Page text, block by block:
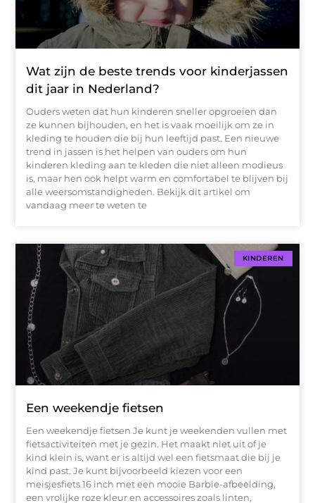
Wat zijn de beste trends voor kinderjassen
dit jaar in Nederland?
Ouders weten dat hun kinderen sneller opgroeien dan
ze kunnen bijhouden, en het is vaak moeilijk om ze in
kleding te houden die bij hun leeftijd past. Een nieuwe
trend in jassen is het helpen van ouders om hun
kinderen kleding aan te kleden die niet alleen modieus
is, maar hen ook helpt warm en comfortabel te blijven bij
alle weersomstandigheden. Bekijk dit artikel om
vandaag meer te weten te
KINDEREN
Een weekendje fietsen
Een weekendje fietsen Je kunt je weekenden vullen met
fietsactiviteiten met je gezin. Het maakt niet uit of je
kind klein is, want er is altijd wel een fietsmaat die bij je
kind past. Je kunt bijvoorbeeld kiezen voor een
meisjesfiets 16 inch met een mooie Barbie-afbeelding,
een vrolijke roze kleur en accessoires zoals linten,